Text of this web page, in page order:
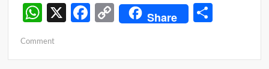
W
h
at
X
F
C
o
Share
Commenton